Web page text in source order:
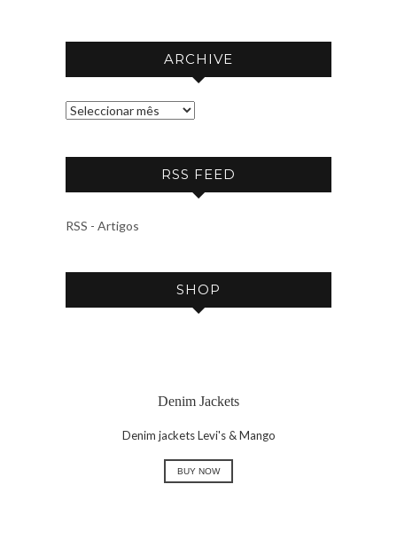
ARCHIVE
A
C
V
RSS FEED
RSS - Artigos
SHOP
Denim Jackets
Denim jackets Levi's & Mango
BUY NOW